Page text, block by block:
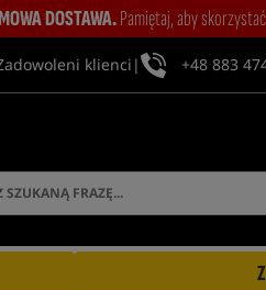
DOSTAWA.Pamiętaj, aby
klienci | +48 883